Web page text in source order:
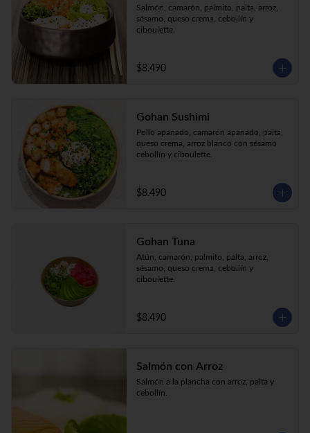
Salmón, camarón, palmito, palta, arroz,
sésamo, queso crema, cebollín y
ciboulette.
$8.490
Gohan Sushimi
Pollo apanado, camarón apanado, palta,
queso crema, arroz blanco con sésamo
cebollín y ciboulette.
$8.490
Gohan Tuna
Atún, camarón, palmito, palta, arroz,
sésamo, queso crema, cebollín y
ciboulette.
$8.490
Salmón con Arroz
Salmón a la plancha con arroz, palta y
cebollín.